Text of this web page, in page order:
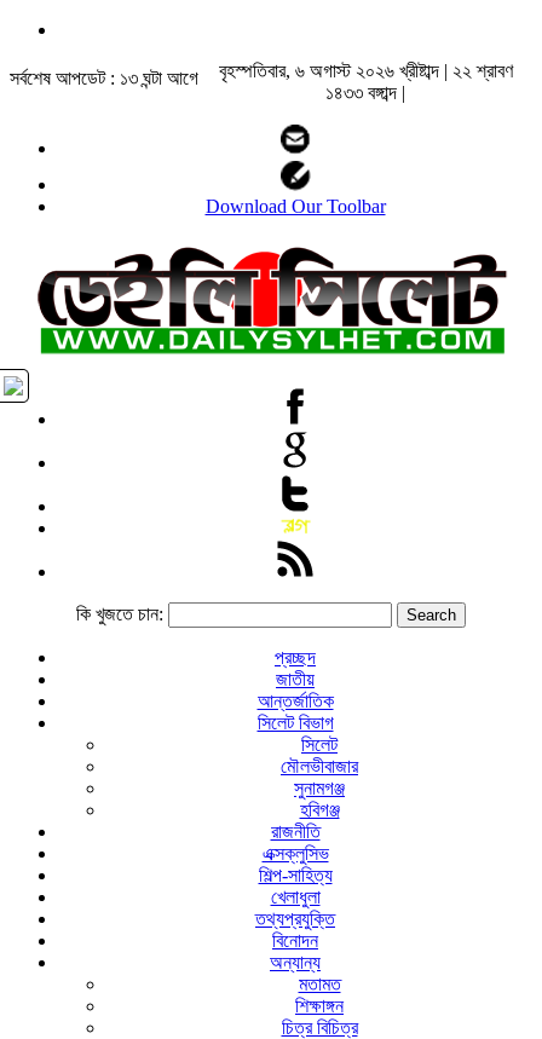
সর্বশেষ আপডেট : ১৩ ঘন্টা আগে
বৃহস্পতিবার, ৬ অগাস্ট ২০২৬ খ্রীষ্টাব্দ | ২২ শ্রাবণ
১৪৩৩ বঙ্গাব্দ |
Download Our Toolbar
কি খুজতে চান:
প্রচ্ছদ
জাতীয়
আন্তর্জাতিক
সিলেট বিভাগ
সিলেট
মৌলভীবাজার
সুনামগঞ্জ
হবিগঞ্জ
রাজনীতি
এক্সক্লুসিভ
শিল্প-সাহিত্য
খেলাধুলা
তথ্যপ্রযুক্তি
বিনোদন
অন্যান্য
মতামত
শিক্ষাঙ্গন
চিত্র বিচিত্র